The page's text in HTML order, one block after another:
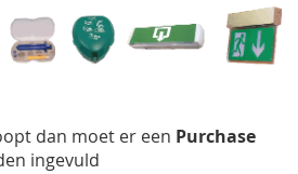
dan moet er een Purchase
ingevuld